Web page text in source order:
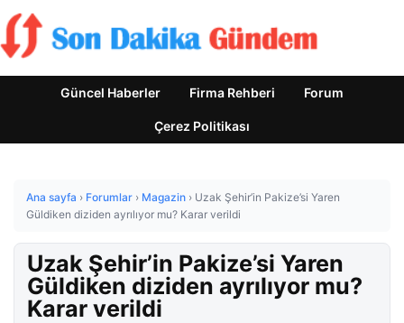
Güncel Haberler Firma Rehberi Forum
Çerez Politikası
Ana sayfa › Forumlar › Magazin › Uzak Şehir’in Pakize’si Yaren
Güldiken diziden ayrılıyor mu? Karar verildi
Uzak Şehir’in Pakize’si Yaren
Güldiken diziden ayrılıyor mu?
Karar verildi